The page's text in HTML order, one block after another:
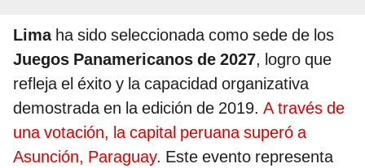
Limaha sido seleccionada como sede de los
Juegos Panamericanos de 2027, logro que
refleja el éxito y la capacidad organizativa
demostrada en la edición de 2019. A través de
una votación, la capital peruana superó a
Asunción, Paraguay. Este evento representa